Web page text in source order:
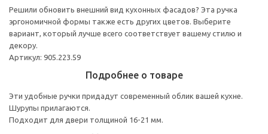
Решили обновить внешний вид кухонных фасадов? Эта ручка
эргономичной формы также есть других цветов. Выберите
вариант, который лучше всего соответствует вашему стилю и
декору.
Артикул: 905.223.59
Подробнее о товаре
Эти удобные ручки придадут современный облик вашей кухне.
Шурупы прилагаются.
Подходит для двери толщиной 16-21 мм.